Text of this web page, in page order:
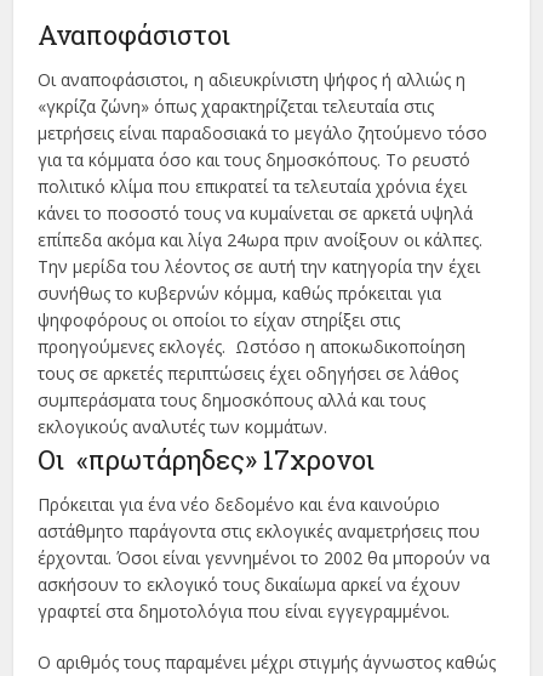
Αναποφάσιστοι
Οι αναποφάσιστοι, η αδιευκρίνιστη ψήφος ή αλλιώς η
«γκρίζα ζώνη» όπως χαρακτηρίζεται τελευταία στις
μετρήσεις είναι παραδοσιακά το μεγάλο ζητούμενο τόσο
για τα κόμματα όσο και τους δημοσκόπους. Το ρευστό
πολιτικό κλίμα που επικρατεί τα τελευταία χρόνια έχει
κάνει το ποσοστό τους να κυμαίνεται σε αρκετά υψηλά
επίπεδα ακόμα και λίγα 24ωρα πριν ανοίξουν οι κάλπες.
Την μερίδα του λέοντος σε αυτή την κατηγορία την έχει
συνήθως το κυβερνών κόμμα, καθώς πρόκειται για
ψηφοφόρους οι οποίοι το είχαν στηρίξει στις
προηγούμενες εκλογές. Ωστόσο η αποκωδικοποίηση
τους σε αρκετές περιπτώσεις έχει οδηγήσει σε λάθος
συμπεράσματα τους δημοσκόπους αλλά και τους
εκλογικούς αναλυτές των κομμάτων.
Οι «πρωτάρηδες» 17χρονοι
Πρόκειται για ένα νέο δεδομένο και ένα καινούριο
αστάθμητο παράγοντα στις εκλογικές αναμετρήσεις που
έρχονται. Όσοι είναι γεννημένοι το 2002 θα μπορούν να
ασκήσουν το εκλογικό τους δικαίωμα αρκεί να έχουν
γραφτεί στα δημοτολόγια που είναι εγγεγραμμένοι.
Ο αριθμός τους παραμένει μέχρι στιγμής άγνωστος καθώς